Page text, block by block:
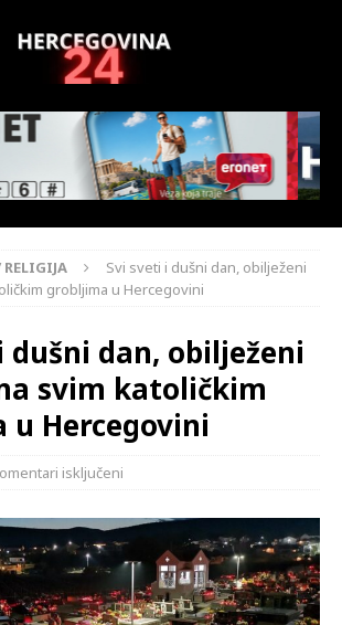
RELIGIJA
Svi sveti i dušni dan, obilježeni
grobljima u Hercegovini
dušni dan, obilježeni
svim katoličkim
u Hercegovini
isključeni